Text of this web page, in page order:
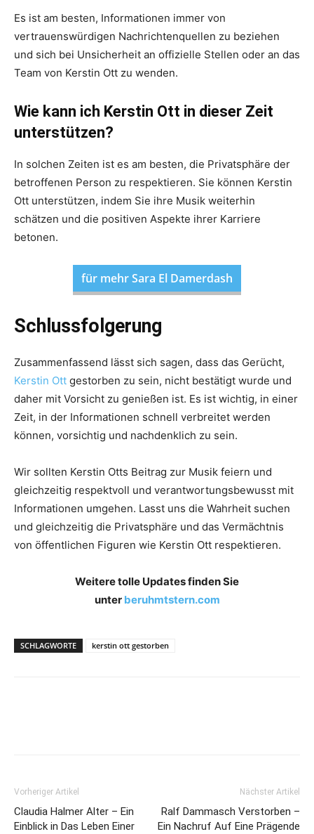
Es ist am besten, Informationen immer von
vertrauenswürdigen Nachrichtenquellen zu beziehen
und sich bei Unsicherheit an offizielle Stellen oder an das
Team von Kerstin Ott zu wenden.
Wie kann ich Kerstin Ott in dieser Zeit
unterstützen?
In solchen Zeiten ist es am besten, die Privatsphäre der
betroffenen Person zu respektieren. Sie können Kerstin
Ott unterstützen, indem Sie ihre Musik weiterhin
schätzen und die positiven Aspekte ihrer Karriere
betonen.
für mehr Sara El Damerdash
Schlussfolgerung
Zusammenfassend lässt sich sagen, dass das Gerücht,
Kerstin Ott gestorben zu sein, nicht bestätigt wurde und
daher mit Vorsicht zu genießen ist. Es ist wichtig, in einer
Zeit, in der Informationen schnell verbreitet werden
können, vorsichtig und nachdenklich zu sein.
Wir sollten Kerstin Otts Beitrag zur Musik feiern und
gleichzeitig respektvoll und verantwortungsbewusst mit
Informationen umgehen. Lasst uns die Wahrheit suchen
und gleichzeitig die Privatsphäre und das Vermächtnis
von öffentlichen Figuren wie Kerstin Ott respektieren.
Weitere tolle Updates finden Sie
unter beruhmtstern.com
SCHLAGWORTE kerstin ott gestorben
Vorheriger Artikel
Claudia Halmer Alter – Ein
Einblick in Das Leben Einer
Nächster Artikel
Ralf Dammasch Verstorben –
Ein Nachruf Auf Eine Prägende